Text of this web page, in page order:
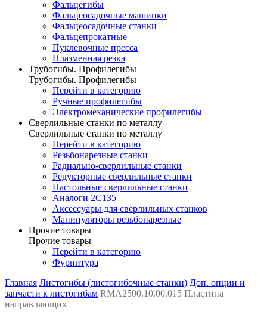
Фальцегибы
Фальцеосадочные машинки
Фальцеосадочные станки
Фальцепрокатные
Пуклевочные пресса
Плазменная резка
Трубогибы. Профилегибы
Трубогибы. Профилегибы
Перейти в категорию
Ручные профилегибы
Электромеханические профилегибы
Сверлильные станки по металлу
Сверлильные станки по металлу
Перейти в категорию
Резьбонарезные станки
Радиально-сверлильные станки
Редукторные сверлильные станки
Настольные сверлильные станки
Аналоги 2С135
Аксессуары для сверлильных станков
Манипуляторы резьбонарезные
Прочие товары
Прочие товары
Перейти в категорию
Фурнитура
Главная Листогибы (листогибочные станки) Доп. опции и
запчасти к листогибам RMA2500.10.00.015 Пластина
направляющих